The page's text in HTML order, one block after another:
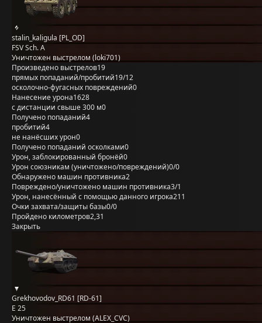
stalin_kaligula [PL_OD]
FSV Sch. A
Уничтожен выстрелом (loki701)
Произведено выстрелов19
прямых попаданий/пробитий19/12
осколочно-фугасных повреждений0
Нанесение урона1628
с дистанции свыше 300 м0
Получено попаданий4
пробитий4
не нанёсших урон0
Получено попаданий осколками0
Урон, заблокированный бронёй0
Урон союзникам (уничтожено/повреждений)0/0
Обнаружено машин противника2
Повреждено/уничтожено машин противника3/1
Урон, нанесённый с помощью данного игрока211
Очки захвата/защиты базы0/0
Пройдено километров2,31
Закрыть
Grekhovodov_RD61 [RD-61]
E 25
Уничтожен выстрелом (ALEX_CVC)